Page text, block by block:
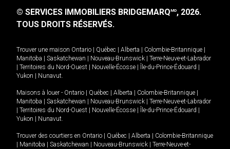
© SERVICES IMMOBILIERS BRIDGEMARQMD, 2026.
TOUS DROITS RÉSERVÉS.
Trouver une maison Ontario Québec Alberta Colombie-Britannique
Manitoba
Saskatchewan Nouveau-Brunswick
Terre-Neuve-et-Labrador
Territoires du Nord-Ouest Nouvelle-Écosse Île-du-Prince-Édouard
Yukon
Nunavut.
Maisons à louer - Ontario Québec Alberta Colombie-Britannique
Manitoba
Saskatchewan Nouveau-Brunswick
Terre-Neuve-et-Labrador
Territoires du Nord-Ouest Nouvelle-Écosse Île-du-Prince-Édouard
Yukon
Nunavut.
Trouver des courtiers en Ontario Québec Alberta
Colombie-Britannique
Manitoba Saskatchewan Nouveau-Brunswick
Terre-Neuve-et-